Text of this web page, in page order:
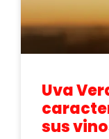
Uva
sus